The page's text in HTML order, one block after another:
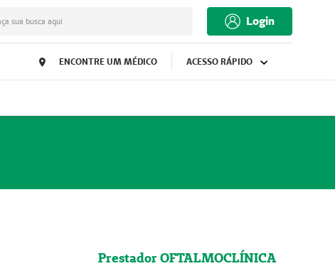
sua busca aqui Login
ENCONTRE UM MÉDICO ACESSO RÁPIDO
Prestador OFTALMOCLÍNICA